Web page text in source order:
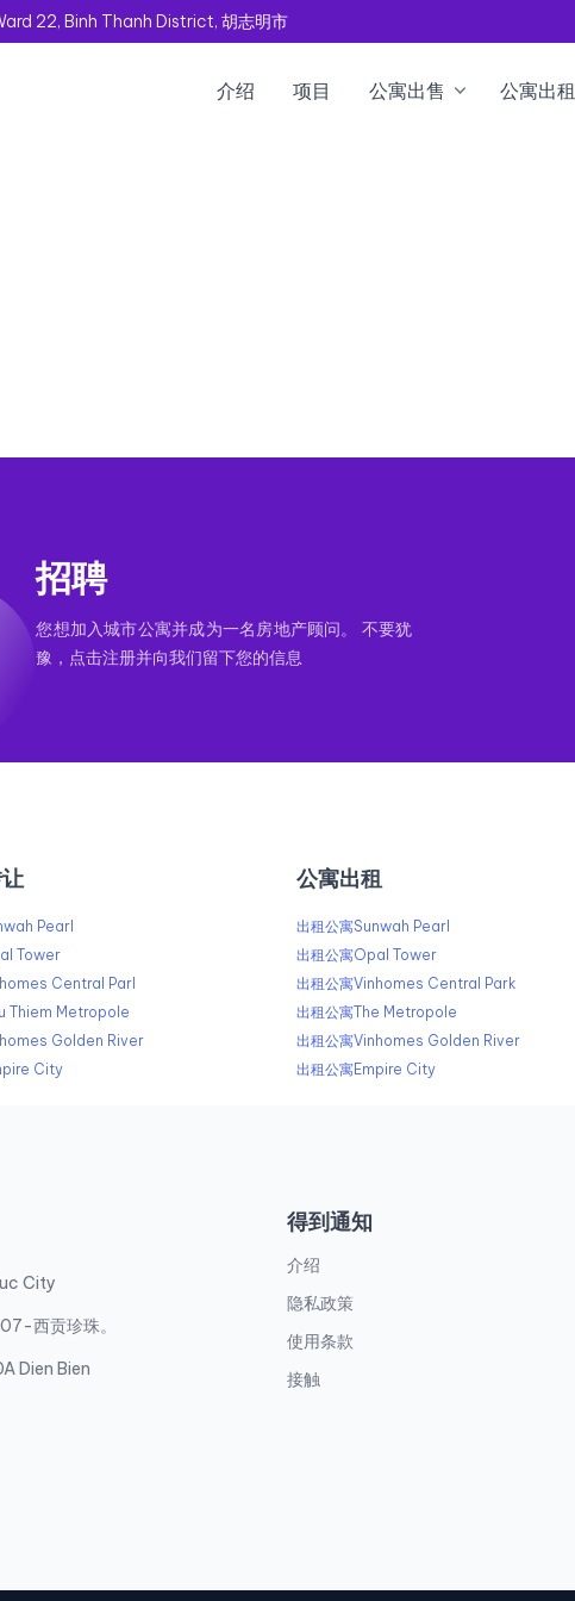
22, Binh Thanh District, 胡志明市
介绍 项目 公寓出售 公寓出租
招聘
您想加入城市公寓并成为一名房地产顾问。 不要犹
豫，点击注册并向我们留下您的信息
Pearl
Tower
Central Parl
Thiem Metropole
Golden River
City
公寓出租
出租公寓Sunwah Pearl
出租公寓Opal Tower
出租公寓Vinhomes Central Park
出租公寓The Metropole
出租公寓Vinhomes Golden River
出租公寓Empire City
City
西贡珍珠。
Dien Bien
得到通知
介绍
隐私政策
使用条款
接触